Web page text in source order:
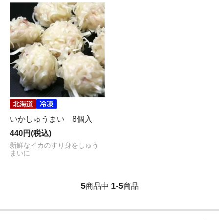
いかしゅうまい 8個入
440円(税込)
新鮮なイカのすり身をしゅう
まいに
5商品中 1-5商品